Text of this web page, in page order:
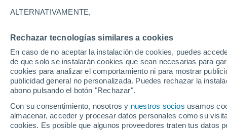
ALTERNATIVAMENTE,
Rechazar tecnologías similares a cookies
En caso de no aceptar la instalación de cookies, puedes
de que solo se instalarán cookies que sean necesarias para
cookies para analizar el comportamiento ni para mostrar
publicidad general no personalizada. Puedes rechazar la
abono pulsando el botón "Rechazar".
Con su consentimiento, nosotros y nuestros socios usamos
almacenar, acceder y procesar datos personales como su
cookies. Es posible que algunos proveedores traten tus datos
21°
Sensación de 21°
6-17 km/h
Tiempo 1 - 7 días Actualidad